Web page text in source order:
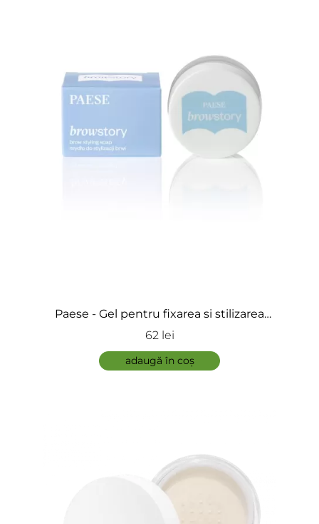
Paese - Gel pentru fixarea si stilizarea
sprancenelor - Soap Browstory
62 lei
adaugă în coș